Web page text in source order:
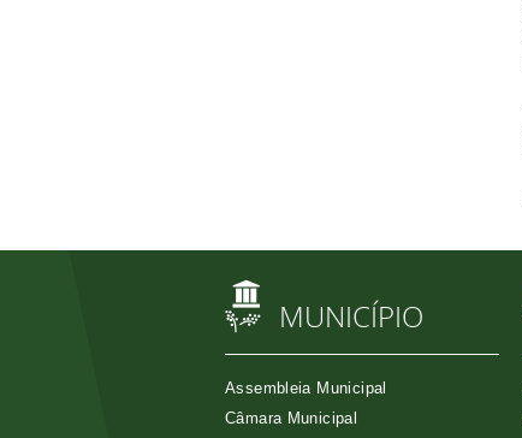
MUNICÍPIO
Assembleia Municipal
Câmara Municipal